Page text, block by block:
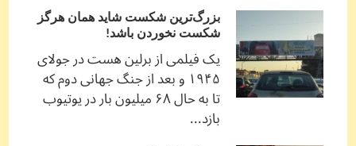
بزرگ‌ترین شکست شاید همان هرگز
شکست نخوردن باشد!
یک فیلمی از برلین هست در جولای
۱۹۴۵ و بعد از جنگ جهانی دوم که
تا به حال ۶۸ میلیون بار در یوتیوب
بازد...